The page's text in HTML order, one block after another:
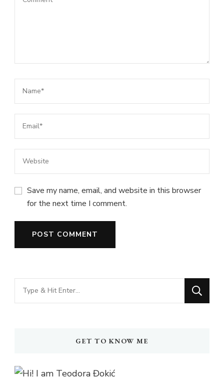
Save my name, email, and website in this browser
for the next time I comment.
Looking
for
GET TO KNOW ME